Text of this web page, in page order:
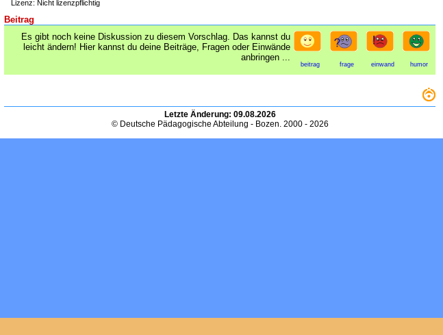
Lizenz: Nicht lizenzpflichtig
Beitrag
Es gibt noch keine Diskussion zu diesem Vorschlag. Das kannst du
leicht ändern! Hier kannst du deine Beiträge, Fragen oder Einwände
anbringen ...
beitrag frage einwand humor
Letzte Änderung: 09.08.2026
© Deutsche Pädagogische Abteilung - Bozen. 2000 - 2026